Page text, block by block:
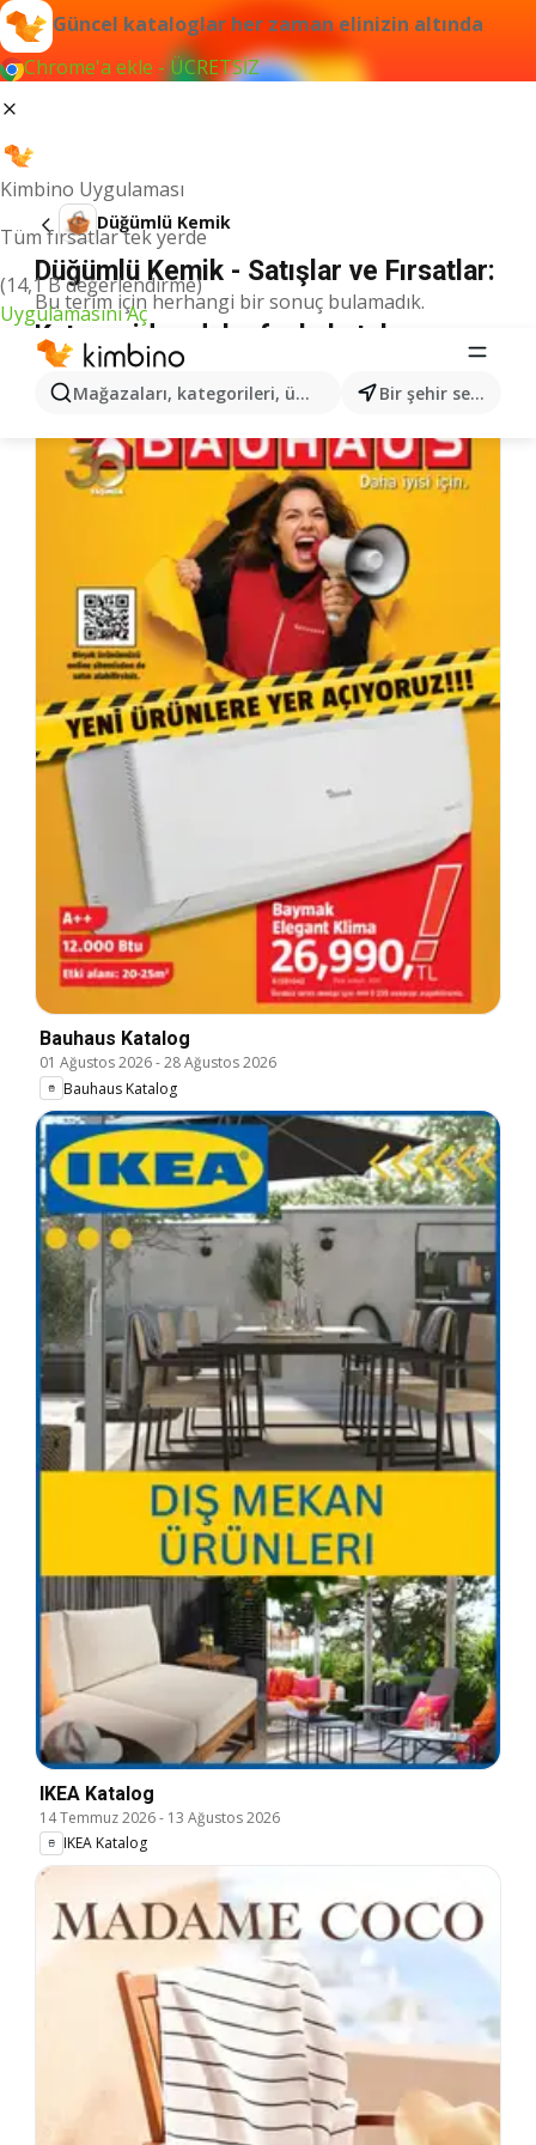
Güncel kataloglar her zaman elinizin altında
Chrome'a ekle - ÜCRETSİZ
Kimbino Uygulaması
Tüm fırsatlar tek yerde
(14,1 B değerlendirme)
Uygulamasını Aç
Mağazaları, kategorileri, ürünleri arayın... Bir şehir seçin
Düğümlü Kemik
Düğümlü Kemik - Satışlar ve Fırsatlar:
Bu terim için herhangi bir sonuç bulamadık.
Kategoriden daha fazla katalog
Bauhaus Katalog
01 Ağustos 2026-28 Ağustos 2026
Bauhaus Katalog
IKEA Katalog
14 Temmuz 2026- 13 Ağustos 2026
IKEA Katalog